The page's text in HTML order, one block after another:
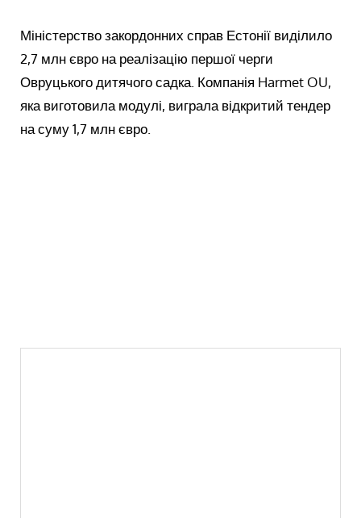
Міністерство закордонних справ Естонії виділило
2,7 млн євро на реалізацію першої черги
Овруцького дитячого садка. Компанія Harmet OU,
яка виготовила модулі, виграла відкритий тендер
на суму 1,7 млн євро.